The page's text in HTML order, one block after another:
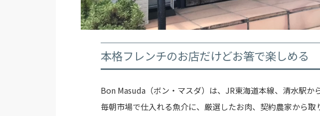
本格フレンチのお店だけどお箸で楽しめる
Bon Masuda（ボン・マスダ）は、JR東海道本線、清水駅か
毎朝市場で仕入れる魚介に、厳選したお肉、契約農家から